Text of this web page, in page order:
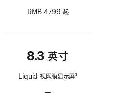
RMB 4799 起
8.3 英寸
Liquid 视网膜显示屏3
—